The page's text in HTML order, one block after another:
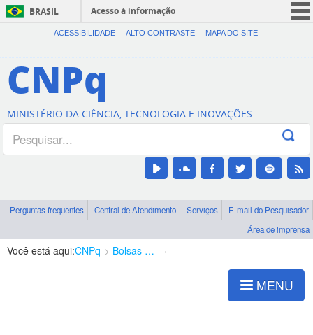
BRASIL
Acesso à informação
CORONAVÍRUS (COVID-19)
Canais
ACESSIBILIDADE ALTO CONTRASTE MAPA DO SITE
CNPq
MINISTÉRIO DA CIÊNCIA, TECNOLOGIA E INOVAÇÕES
Perguntas frequentes Central de Atendimento Serviços
E-mail do Pesquisador
Área de imprensa
Você está aqui:CNPq Bolsas e Auxílios Vigentes
MENU